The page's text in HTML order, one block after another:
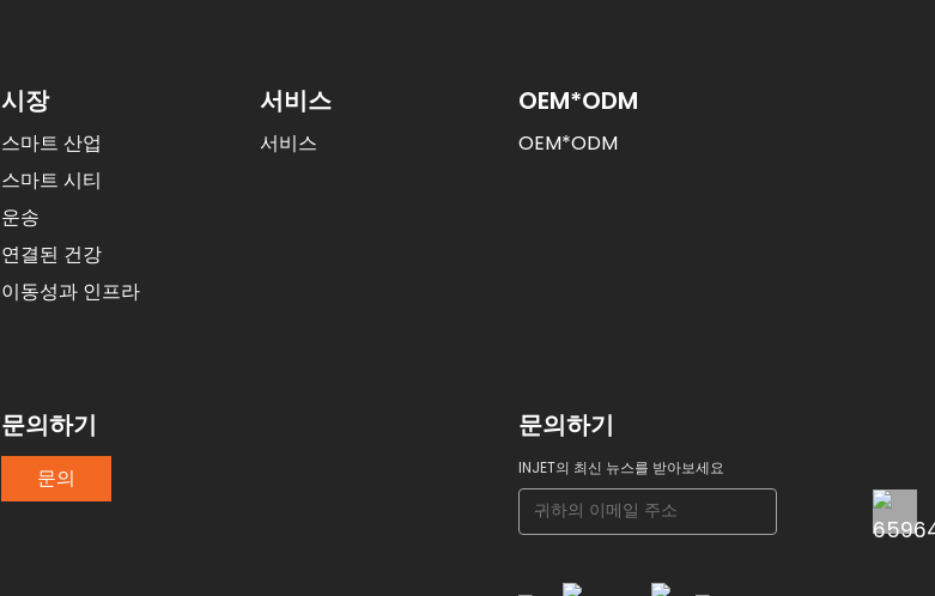
시장
스마트 산업
스마트 시티
운송
연결된 건강
이동성과 인프라
서비스
서비스
OEM*ODM
OEM*ODM
문의하기
문의
문의하기
INJET의 최신 뉴스를 받아보세요